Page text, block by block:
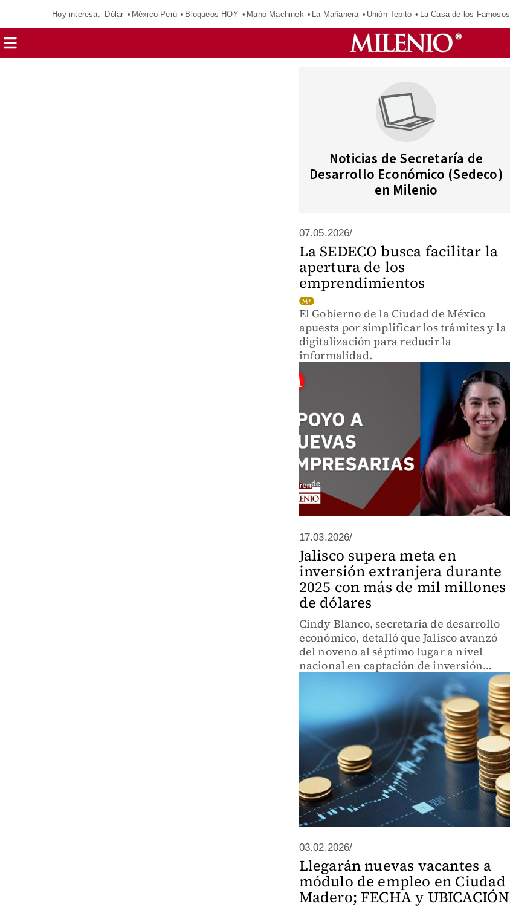
Hoy interesa: Dólar México-Perú Bloqueos HOY Mano Machinek La Mañanera Unión Tepito La Casa de los Famosos
Noticias de Secretaría de
Desarrollo Económico (Sedeco)
en Milenio
07.05.2026/
La SEDECO busca facilitar la
apertura de los
emprendimientos
El Gobierno de la Ciudad de México
apuesta por simplificar los trámites y la
digitalización para reducir la
informalidad.
17.03.2026/
Jalisco supera meta en
inversión extranjera durante
2025 con más de mil millones
de dólares
Cindy Blanco, secretaria de desarrollo
económico, detalló que Jalisco avanzó
del noveno al séptimo lugar a nivel
nacional en captación de inversión
03.02.2026/
Llegarán nuevas vacantes a
módulo de empleo en Ciudad
Madero; FECHA y UBICACIÓN